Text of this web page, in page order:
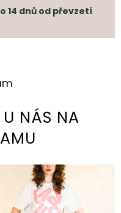
14 dnů od převzetí
U NÁS NA